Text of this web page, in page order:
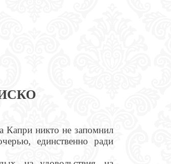
Капри никто не запомнил
единственно ради